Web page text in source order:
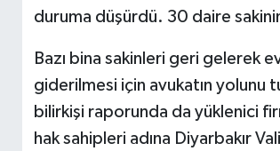
duruma düşürdü. 30 daire
Bazı bina sakinleri geri gelerek
giderilmesi için avukatın yolunu
bilirkişi raporunda da yüklenici
hak sahipleri adına Diyarbakır